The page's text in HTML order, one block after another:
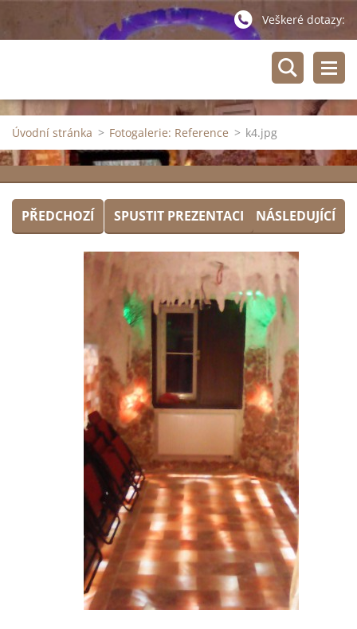
Veškeré dotazy:
Úvodní stránka > Fotogalerie: Reference > k4.jpg
PŘEDCHOZÍ SPUSTIT PREZENTACI NÁSLEDUJÍCÍ